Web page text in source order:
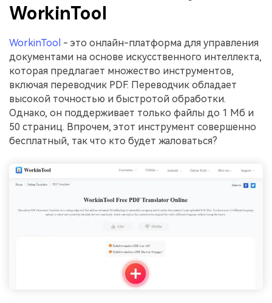
WorkinTool
WorkinTool - это онлайн-платформа для управления
документами на основе искусственного интеллекта,
которая предлагает множество инструментов,
включая переводчик PDF. Переводчик обладает
высокой точностью и быстротой обработки.
Однако, он поддерживает только файлы до 1 Мб и
50 страниц. Впрочем, этот инструмент совершенно
бесплатный, так что кто будет жаловаться?